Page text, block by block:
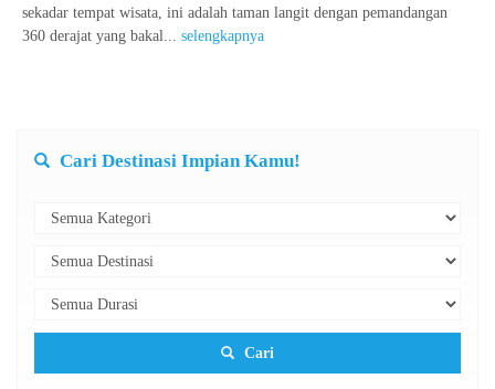
sekadar tempat wisata, ini adalah taman langit dengan pemandangan
360 derajat yang bakal... selengkapnya
Cari Destinasi Impian Kamu!
Cari